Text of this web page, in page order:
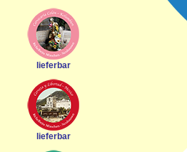
lieferbar
lieferbar